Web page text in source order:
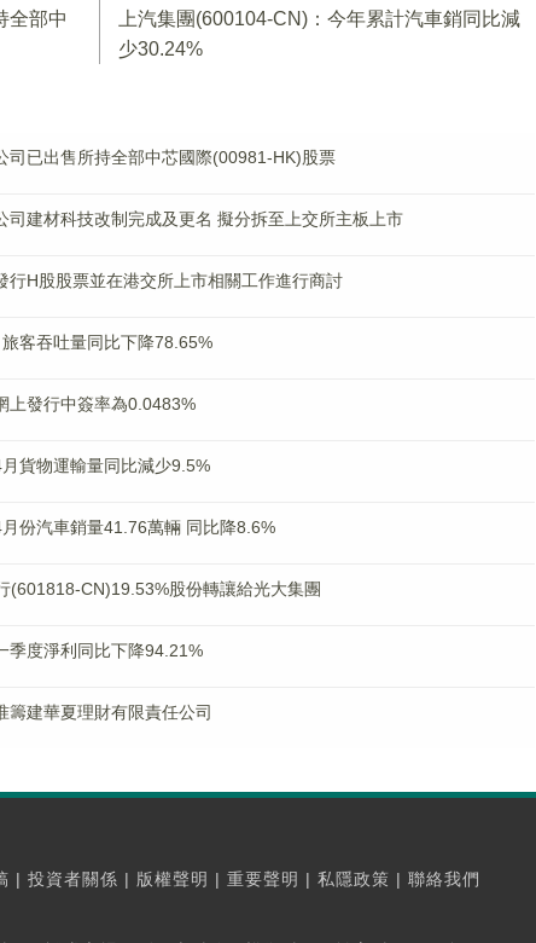
全部中
上汽集團(600104-CN)：今年累計汽車銷同比減
少30.24%
司已出售所持全部中芯國際(00981-HK)股票
司建材科技改制完成及更名 擬分拆至上交所主板上市
行H股股票並在港交所上市相關工作進行商討
客吞吐量同比下降78.65%
上發行中簽率為0.0483%
貨物運輸量同比減少9.5%
份汽車銷量41.76萬輛 同比降8.6%
(601818-CN)19.53%股份轉讓給光大集團
季度淨利同比下降94.21%
建華夏理財有限責任公司
| 投資者關係 | 版權聲明 | 重要聲明 | 私隱政策 | 聯絡我們